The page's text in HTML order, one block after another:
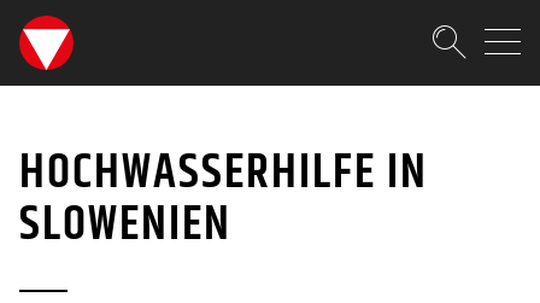
SKIPLINKS
EINSÄTZE IM AUSLAND
HOCHWASSERHILFE IN
SLOWENIEN